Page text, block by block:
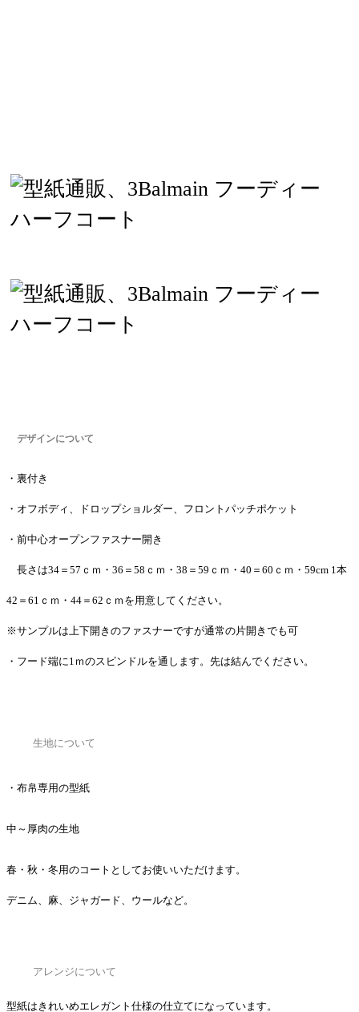
デザインについて
・裏付き
・オフボディ、ドロップショルダー、フロントパッチポケット
・前中心オープンファスナー開き
長さは34＝57ｃｍ・36＝58ｃｍ・38＝59ｃｍ・40＝60ｃｍ・59cm 1本
42＝61ｃｍ・44＝62ｃｍを用意してください。
※サンプルは上下開きのファスナーですが通常の片開きでも可
・フード端に1ｍのスピンドルを通します。先は結んでください。
生地について
・布帛専用の型紙
中～厚肉の生地
春・秋・冬用のコートとしてお使いいただけます。
デニム、麻、ジャガード、ウールなど。
アレンジについて
型紙はきれいめエレガント仕様の仕立てになっています。